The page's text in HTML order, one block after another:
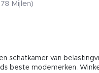
Mijlen)
schatkamer van
beste modemerken.